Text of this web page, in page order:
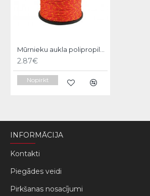
Mūrnieku aukla polipropilēna 1.7mm/100m Vorel
2.87€
Nopirkt
INFORMĀCIJA
Kontakti
Piegādes veidi
Pirkšanas nosacījumi